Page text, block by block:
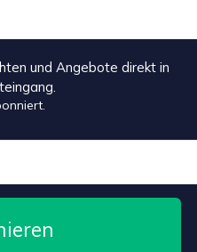
und Angebote direkt in